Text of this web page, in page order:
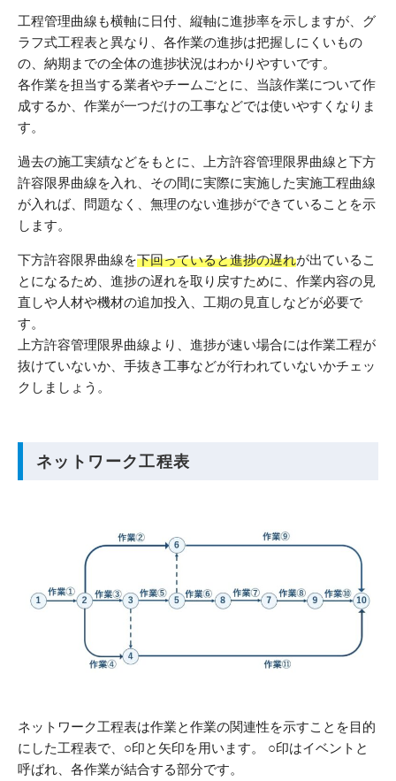
工程管理曲線も横軸に日付、縦軸に進捗率を示しますが、グ
ラフ式工程表と異なり、各作業の進捗は把握しにくいもの
の、納期までの全体の進捗状況はわかりやすいです。
各作業を担当する業者やチームごとに、当該作業について作
成するか、作業が一つだけの工事などでは使いやすくなりま
す。
過去の施工実績などをもとに、上方許容管理限界曲線と下方
許容限界曲線を入れ、その間に実際に実施した実施工程曲線
が入れば、問題なく、無理のない進捗ができていることを示
します。
下方許容限界曲線を下回っていると進捗の遅れが出ているこ
とになるため、進捗の遅れを取り戻すために、作業内容の見
直しや人材や機材の追加投入、工期の見直しなどが必要で
す。
上方許容管理限界曲線より、進捗が速い場合には作業工程が
抜けていないか、手抜き工事などが行われていないかチェッ
クしましょう。
ネットワーク工程表
ネットワーク工程表は作業と作業の関連性を示すことを目的
にした工程表で、○印と矢印を用います。 ○印はイベントと
呼ばれ、各作業が結合する部分です。